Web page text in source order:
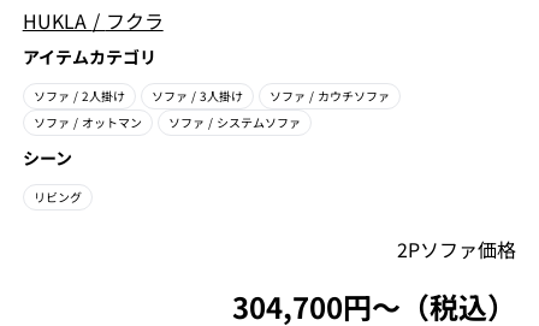
HUKLA / フクラ
アイテムカテゴリ
ソファ / 2人掛け ソファ / 3人掛け ソファ / カウチソファ
ソファ / オットマン ソファ / システムソファ
シーン
リビング
2Pソファ価格
304,700円〜（税込）